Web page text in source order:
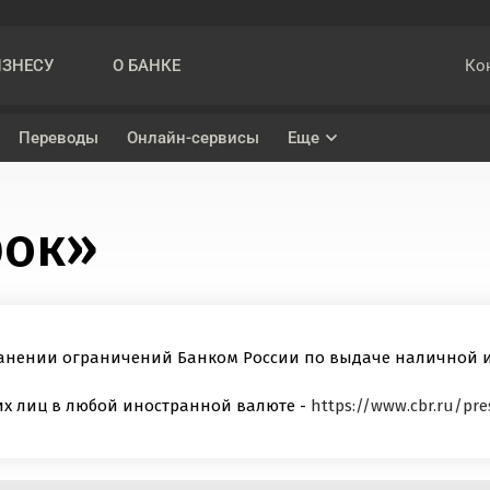
О БАНКЕ
Переводы Онлайн-сервисы Еще
Рефинансирование
Вклад «Подарок»
Вклад «Максимальный»
ограничений Банком России по выдаче наличной
лиц в любой иностранной валюте - https://www.cbr.ru/